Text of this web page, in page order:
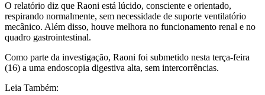
O relatório diz que Raoni está lúcido, consciente e orientado,
respirando normalmente, sem necessidade de suporte ventilatório
mecânico. Além disso, houve melhora no funcionamento renal e no
quadro gastrointestinal.
Como parte da investigação, Raoni foi submetido nesta terça-feira
(16) a uma endoscopia digestiva alta, sem intercorrências.
Leia Também: